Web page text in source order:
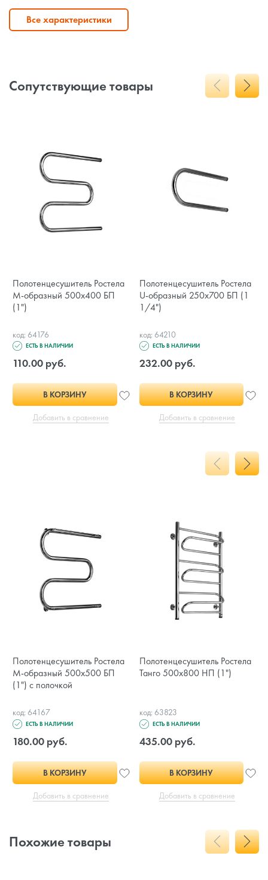
Все характеристики
Сопутствующие товары
Полотенцесушитель Ростела
М-образный 500x400 БП
(1")
код: 64176
ЕСТЬ В НАЛИЧИИ
110.00 руб.
В КОРЗИНУ
Добавить в сравнение
Полотенцесушитель Ростела
U-образный 250x700 БП (1
1/4")
код: 64210
ЕСТЬ В НАЛИЧИИ
232.00 руб.
В КОРЗИНУ
Добавить в сравнение
Полотенцесушитель Ростела
М-образный 500x500 БП
(1") с полочкой
код: 64167
ЕСТЬ В НАЛИЧИИ
180.00 руб.
В КОРЗИНУ
Добавить в сравнение
Полотенцесушитель Ростела
Танго 500x800 НП (1")
код: 63823
ЕСТЬ В НАЛИЧИИ
435.00 руб.
В КОРЗИНУ
Добавить в сравнение
Похожие товары